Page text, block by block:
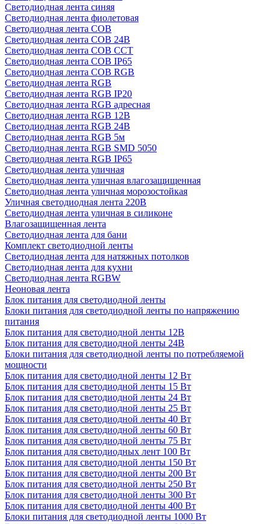
Светодиодная лента синяя
Светодиодная лента фиолетовая
Светодиодная лента COB
Светодиодная лента COB 24В
Светодиодная лента COB CCT
Светодиодная лента COB IP65
Светодиодная лента COB RGB
Светодиодная лента RGB
Светодиодная лента RGB IP20
Светодиодная лента RGB адресная
Светодиодная лента RGB 12В
Светодиодная лента RGB 24В
Светодиодная лента RGB 5м
Светодиодная лента RGB SMD 5050
Светодиодная лента RGB IP65
Светодиодная лента уличная
Светодиодная лента уличная влагозащищенная
Светодиодная лента уличная морозостойкая
Уличная светодиодная лента 220В
Светодиодная лента уличная в силиконе
Влагозащищенная лента
Светодиодная лента для бани
Комплект светодиодной ленты
Светодиодная лента для натяжных потолков
Светодиодная лента для кухни
Светодиодная лента RGBW
Неоновая лента
Блок питания для светодиодной ленты
Блоки питания для светодиодной ленты по напряжению
питания
Блок питания для светодиодной ленты 12В
Блок питания для светодиодной ленты 24В
Блоки питания для светодиодной ленты по потребляемой
мощности
Блок питания для светодиодной ленты 12 Вт
Блок питания для светодиодной ленты 15 Вт
Блок питания для светодиодной ленты 24 Вт
Блок питания для светодиодной ленты 25 Вт
Блок питания для светодиодной ленты 40 Вт
Блок питания для светодиодной ленты 60 Вт
Блок питания для светодиодной ленты 75 Вт
Блок питания для светодиодных лент 100 Вт
Блок питания для светодиодной ленты 150 Вт
Блок питания для светодиодной ленты 200 Вт
Блок питания для светодиодной ленты 250 Вт
Блок питания для светодиодной ленты 300 Вт
Блок питания для светодиодной ленты 400 Вт
Блоки питания для светодиодной ленты 1000 Вт